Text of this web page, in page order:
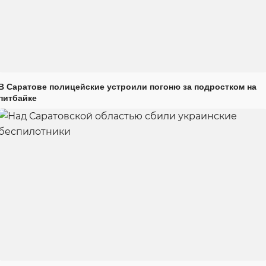
Саратове полицейские устроили погоню за подростком на